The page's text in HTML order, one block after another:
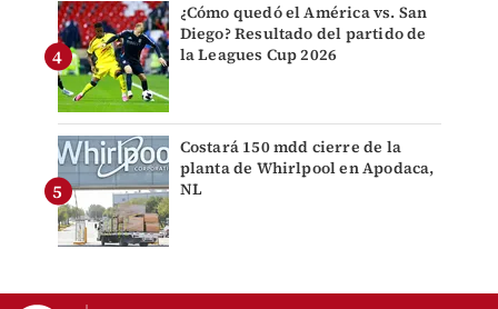
¿Cómo quedó el América vs. San
Diego? Resultado del partido de
la Leagues Cup 2026
Costará 150 mdd cierre de la
planta de Whirlpool en Apodaca,
NL